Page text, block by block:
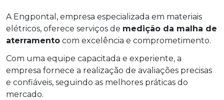
A Engpontal, empresa especializada em materiais
elétricos, oferece serviços de medição da malha de
aterramento com excelência e comprometimento.
Com uma equipe capacitada e experiente, a
empresa fornece a realização de avaliações precisas
e confiáveis, seguindo as melhores práticas do
mercado.